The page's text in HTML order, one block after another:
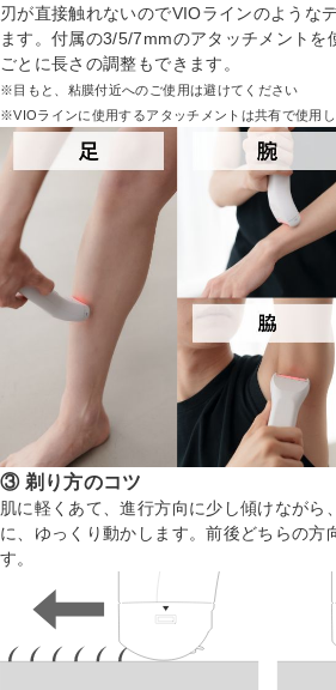
刃が直接触れないのでVIOラインのような
ます。付属の3/5/7mmのアタッチメントを
ごとに長さの調整もできます。
※目もと、粘膜付近へのご使用は避けてください
※VIOラインに使用するアタッチメントは共有で使用
③ 剃り方のコツ
肌に軽くあて、進行方向に少し傾けながら
に、ゆっくり動かします。前後どちらの方
す。